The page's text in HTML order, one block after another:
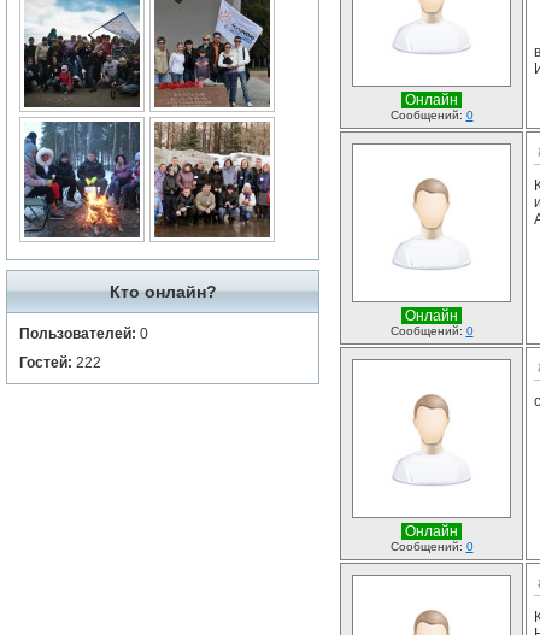
Кто онлайн?
Пользователей: 0
Гостей: 222
Онлайн
Сообщений: 0
Онлайн
Сообщений: 0
Онлайн
Сообщений: 0